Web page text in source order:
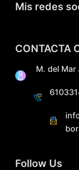
Mis redes
CONTACTA
M. del Mar
Follow Us